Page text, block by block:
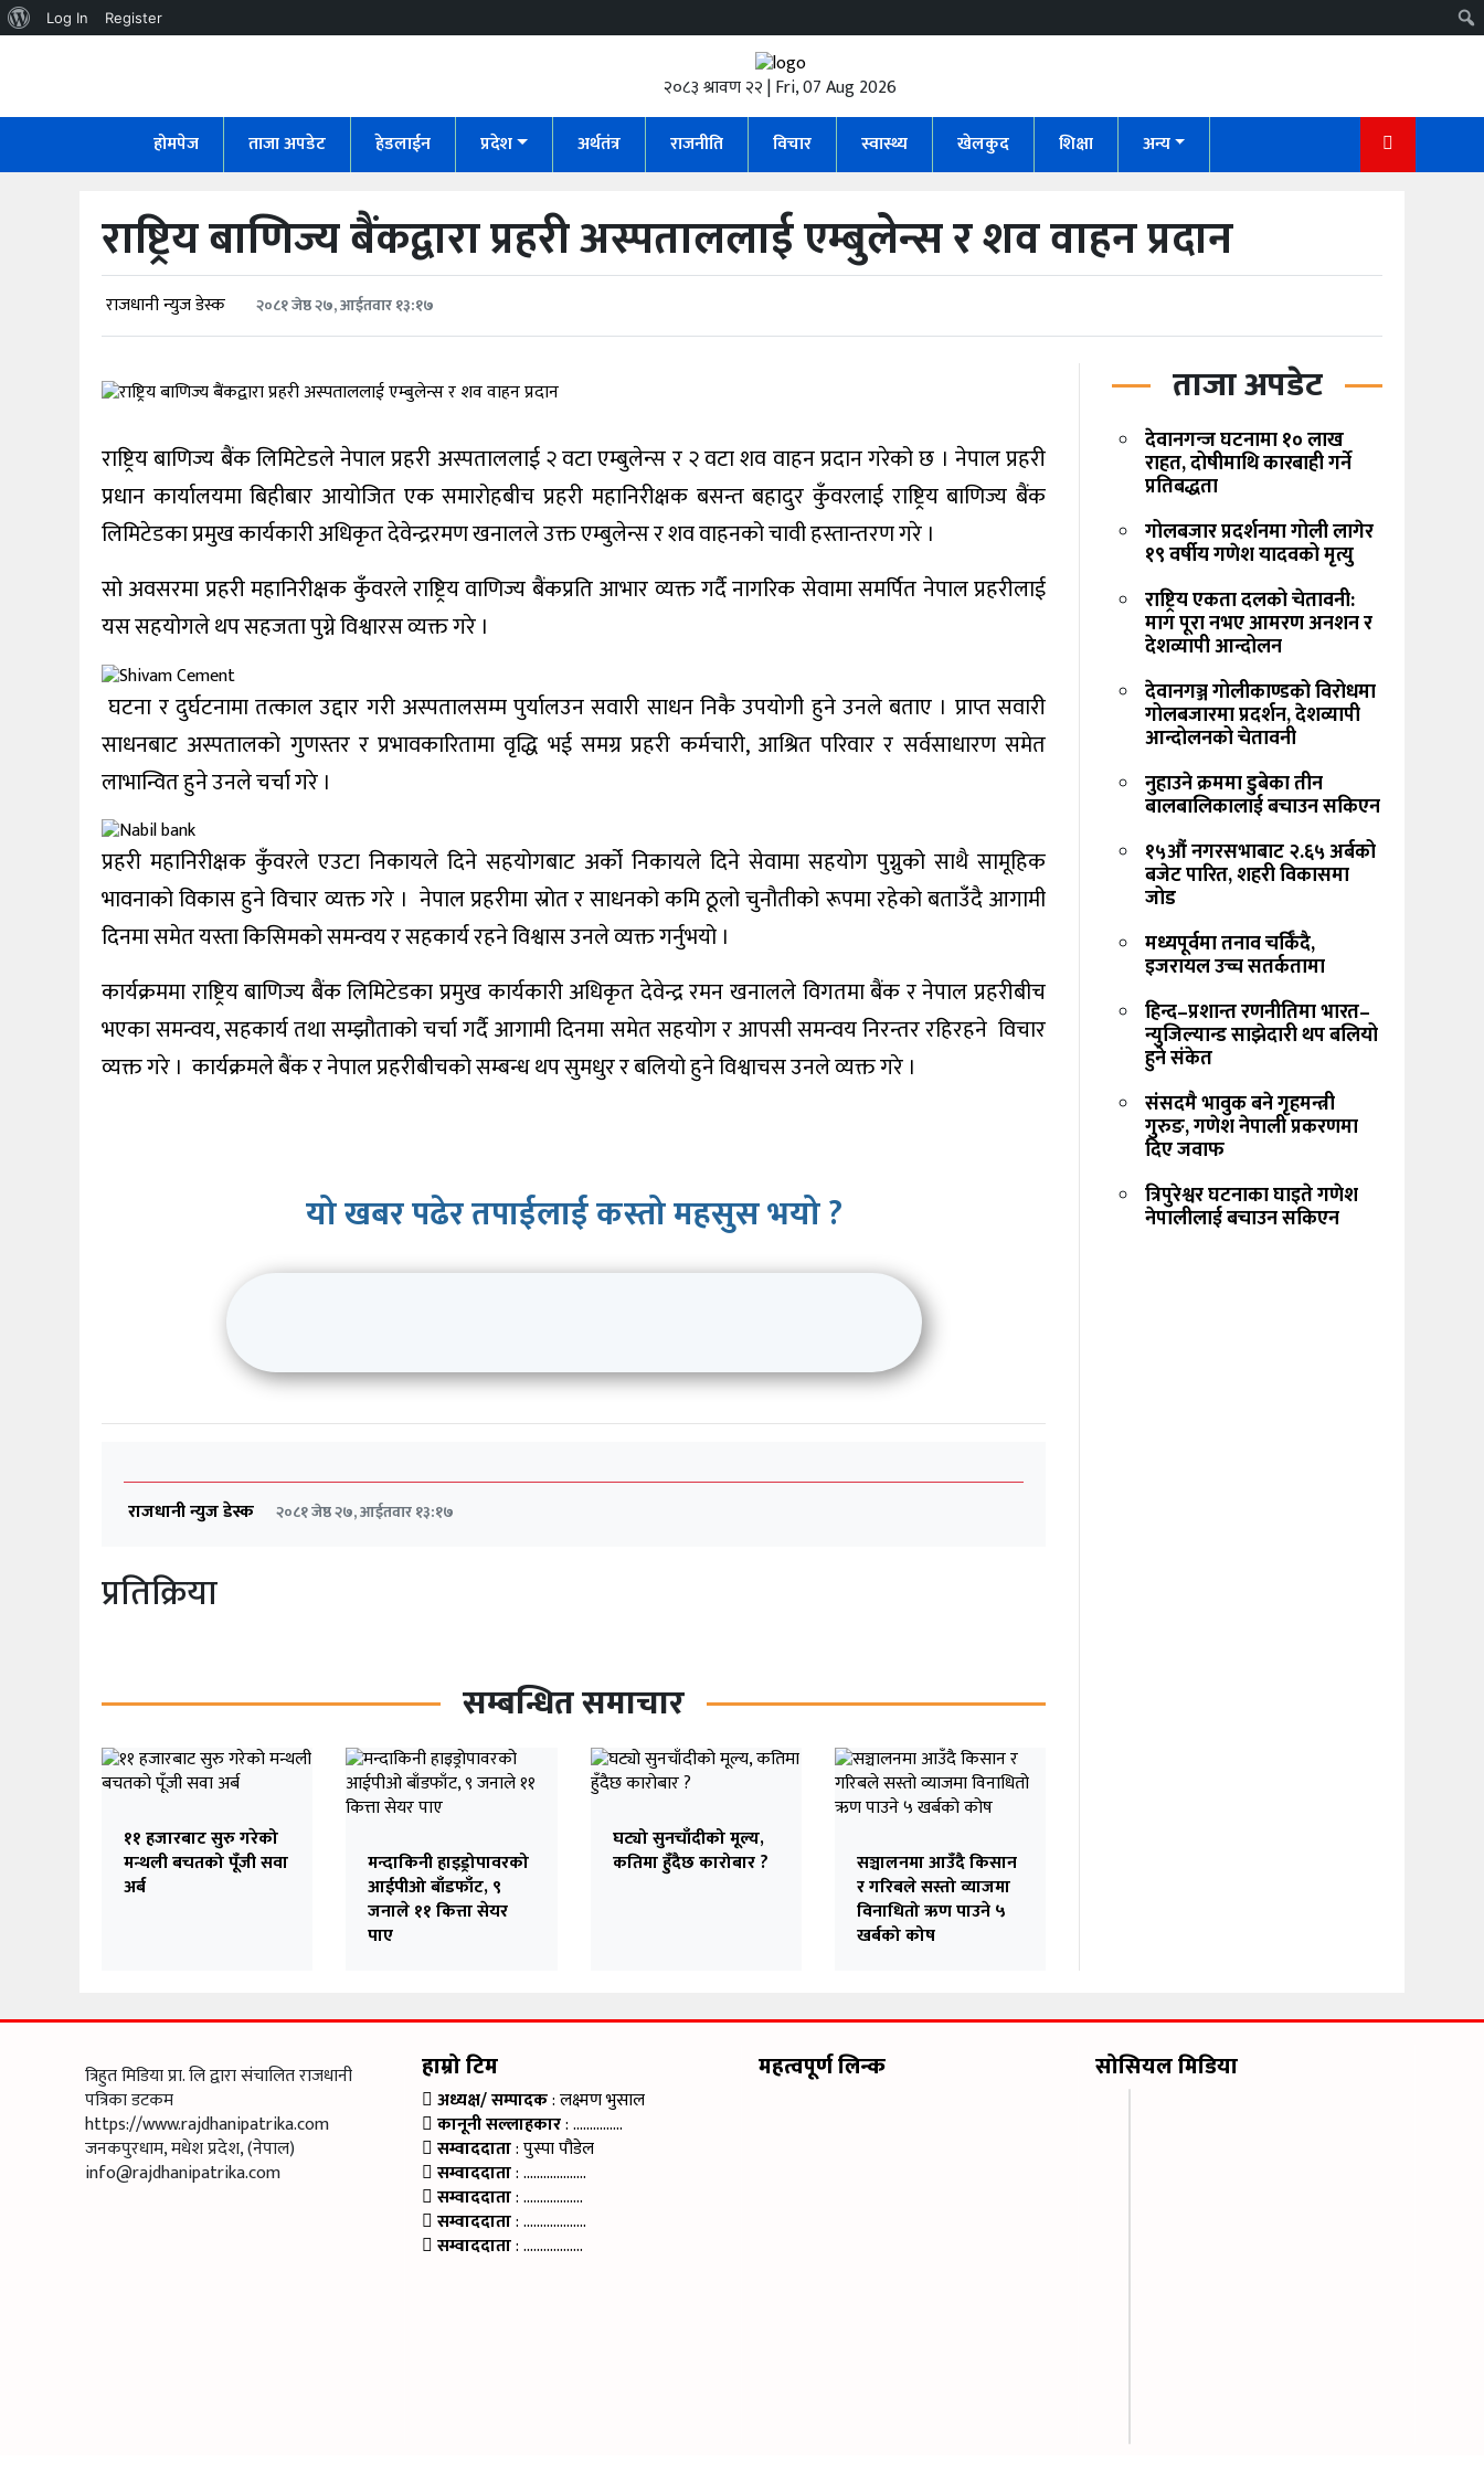
About
Log In Register
२०८३ श्रावण २२ | Fri, 07 Aug 2026
होमपेज
ताजा अपडेट हेडलाईन प्रदेश अर्थतंत्र राजनीति विचार स्वास्थ्य खेलकुद शिक्षा अन्य
राष्ट्रिय बाणिज्य बैंकद्वारा प्रहरी अस्पताललाई एम्बुलेन्स र शव वाहन प्रदान
राजधानी न्युज डेस्क २०८१ जेष्ठ २७, आईतवार १३:१७
राष्ट्रिय बाणिज्य बैंक लिमिटेडले नेपाल प्रहरी अस्पताललाई २ वटा एम्बुलेन्स र २ वटा शव वाहन प्रदान गरेको छ । नेपाल प्रहरी
प्रधान कार्यालयमा बिहीबार आयोजित एक समारोहबीच प्रहरी महानिरीक्षक बसन्त बहादुर कुँवरलाई राष्ट्रिय बाणिज्य बैंक
लिमिटेडका प्रमुख कार्यकारी अधिकृत देवेन्द्ररमण खनालले उक्त एम्बुलेन्स र शव वाहनको चावी हस्तान्तरण गरे ।
सो अवसरमा प्रहरी महानिरीक्षक कुँवरले राष्ट्रिय वाणिज्य बैंकप्रति आभार व्यक्त गर्दै नागरिक सेवामा समर्पित नेपाल प्रहरीलाई
यस सहयोगले थप सहजता पुग्ने विश्वारस व्यक्त गरे ।
घटना र दुर्घटनामा तत्काल उद्दार गरी अस्पतालसम्म पुर्यालउन सवारी साधन निकै उपयोगी हुने उनले बताए । प्राप्त सवारी
साधनबाट अस्पतालको गुणस्तर र प्रभावकारितामा वृद्धि भई समग्र प्रहरी कर्मचारी, आश्रित परिवार र सर्वसाधारण समेत
लाभान्वित हुने उनले चर्चा गरे ।
प्रहरी महानिरीक्षक कुँवरले एउटा निकायले दिने सहयोगबाट अर्को निकायले दिने सेवामा सहयोग पुग्नुको साथै सामूहिक
भावनाको विकास हुने विचार व्यक्त गरे । नेपाल प्रहरीमा स्रोत र साधनको कमि ठूलो चुनौतीको रूपमा रहेको बताउँदै आगामी
दिनमा समेत यस्ता किसिमको समन्वय र सहकार्य रहने विश्वास उनले व्यक्त गर्नुभयो ।
कार्यक्रममा राष्ट्रिय बाणिज्य बैंक लिमिटेडका प्रमुख कार्यकारी अधिकृत देवेन्द्र रमन खनालले विगतमा बैंक र नेपाल प्रहरीबीच
भएका समन्वय, सहकार्य तथा सम्झौताको चर्चा गर्दै आगामी दिनमा समेत सहयोग र आपसी समन्वय निरन्तर रहिरहने विचार
व्यक्त गरे । कार्यक्रमले बैंक र नेपाल प्रहरीबीचको सम्बन्ध थप सुमधुर र बलियो हुने विश्वाचस उनले व्यक्त गरे ।
यो खबर पढेर तपाईलाई कस्तो महसुस भयो ?
राजधानी न्युज डेस्क २०८१ जेष्ठ २७, आईतवार १३:१७
प्रतिक्रिया
सम्बन्धित समाचार
११ हजारबाट सुरु गरेको
मन्थली बचतको पूँजी सवा
अर्ब
मन्दाकिनी हाइड्रोपावरको
आईपीओ बाँडफाँट, ९
जनाले ११ कित्ता सेयर
पाए
घट्यो सुनचाँदीको मूल्य,
कतिमा हुँदैछ कारोबार ?
सञ्चालनमा आउँदै किसान
र गरिबले सस्तो व्याजमा
विनाधितो ऋण पाउने ५
खर्बको कोष
ताजा अपडेट
देवानगन्ज घटनामा १० लाख
राहत, दोषीमाथि कारबाही गर्ने
प्रतिबद्धता
गोलबजार प्रदर्शनमा गोली लागेर
१९ वर्षीय गणेश यादवको मृत्यु
राष्ट्रिय एकता दलको चेतावनी:
माग पूरा नभए आमरण अनशन र
देशव्यापी आन्दोलन
देवानगञ्ज गोलीकाण्डको विरोधमा
गोलबजारमा प्रदर्शन, देशव्यापी
आन्दोलनको चेतावनी
नुहाउने क्रममा डुबेका तीन
बालबालिकालाई बचाउन सकिएन
१५औं नगरसभाबाट २.६५ अर्बको
बजेट पारित, शहरी विकासमा
जोड
मध्यपूर्वमा तनाव चर्किँदै,
इजरायल उच्च सतर्कतामा
हिन्द–प्रशान्त रणनीतिमा भारत–
न्युजिल्यान्ड साझेदारी थप बलियो
हुने संकेत
संसदमै भावुक बने गृहमन्त्री
गुरुङ, गणेश नेपाली प्रकरणमा
दिए जवाफ
त्रिपुरेश्वर घटनाका घाइते गणेश
नेपालीलाई बचाउन सकिएन
त्रिहुत मिडिया प्रा. लि द्वारा संचालित राजधानी
पत्रिका डटकम
https://www.rajdhanipatrika.com
जनकपुरधाम, मधेश प्रदेश, (नेपाल)
info@rajdhanipatrika.com
हाम्रो टिम
अध्यक्ष/ सम्पादक: लक्ष्मण भुसाल
कानूनी सल्लाहकार: ……………
सम्वाददाता: पुस्पा पौडेल
सम्वाददाता: ……………….
सम्वाददाता: ………………
सम्वाददाता: ……………….
सम्वाददाता: ………………
महत्वपूर्ण लिन्क सोसियल मिडिया